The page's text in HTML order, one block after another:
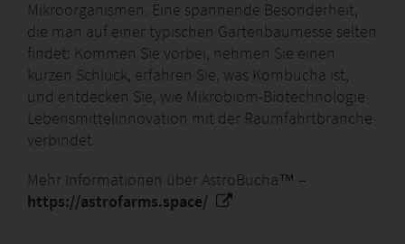
Anbausystemen positioniert.
Reale Vorteile für den Endkunden:
Frische in sieben Tagen: Der Kunde erhält eine
Erntegarantie für Superfood - Microgreens, die bis
zu 40 mal mehr Vitamine enthalten als
ausgewachsene Pflanzen – und das bereits nach
sieben bis 14 Tagen.
Einfachheit und Sauberkeit: Darüber hinaus ist der
Mikroorganismen. Eine spannende Besonderheit,
die man auf einer typischen Gartenbaumesse selten
findet: Kommen Sie vorbei, nehmen Sie einen
kurzen Schluck, erfahren Sie, was Kombucha ist,
und entdecken Sie, wie Mikrobiom-Biotechnologie
Lebensmittelinnovation mit der Raumfahrtbranche
verbindet.
Mehr Informationen über AstroBucha™ –
https://astrofarms.space/